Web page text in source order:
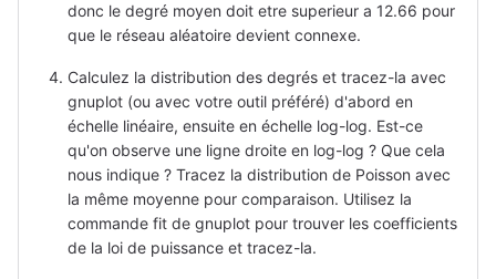
donc le degré moyen doit etre superieur a 12.66 pour
que le réseau aléatoire devient connexe.
Calculez la distribution des degrés et tracez-la avec
gnuplot (ou avec votre outil préféré) d'abord en
échelle linéaire, ensuite en échelle log-log. Est-ce
qu'on observe une ligne droite en log-log ? Que cela
nous indique ? Tracez la distribution de Poisson avec
la même moyenne pour comparaison. Utilisez la
commande fit de gnuplot pour trouver les coefficients
de la loi de puissance et tracez-la.